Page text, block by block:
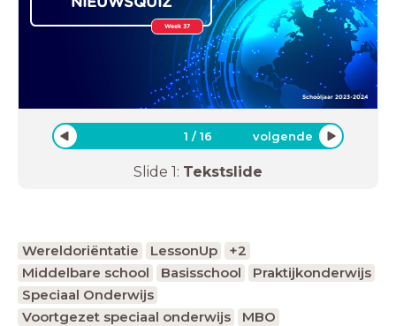
Week 37
Schooljaar 2023-2024
1 /16 volgende
Slide 1: Tekstslide
Wereldoriëntatie LessonUp
+2
Middelbare school
Basisschool
Praktijkonderwijs
Speciaal Onderwijs
Voortgezet speciaal onderwijs
MBO